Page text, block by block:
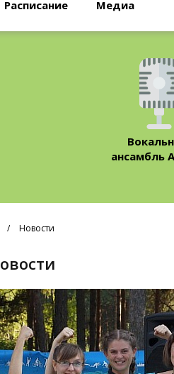
Расписание Медиа
ансамбль
Новости
Новости